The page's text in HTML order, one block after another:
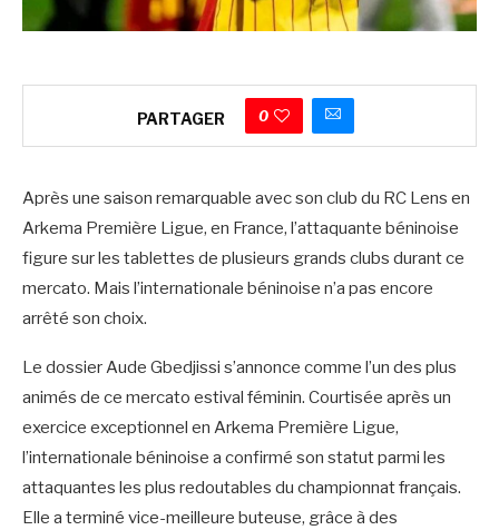
PARTAGER 0
Après une saison remarquable avec son club du RC Lens en
Arkema Première Ligue, en France, l’attaquante béninoise
figure sur les tablettes de plusieurs grands clubs durant ce
mercato. Mais l’internationale béninoise n’a pas encore
arrêté son choix.
Le dossier Aude Gbedjissi s’annonce comme l’un des plus
animés de ce mercato estival féminin. Courtisée après un
exercice exceptionnel en Arkema Première Ligue,
l’internationale béninoise a confirmé son statut parmi les
attaquantes les plus redoutables du championnat français.
Elle a terminé vice-meilleure buteuse, grâce à des